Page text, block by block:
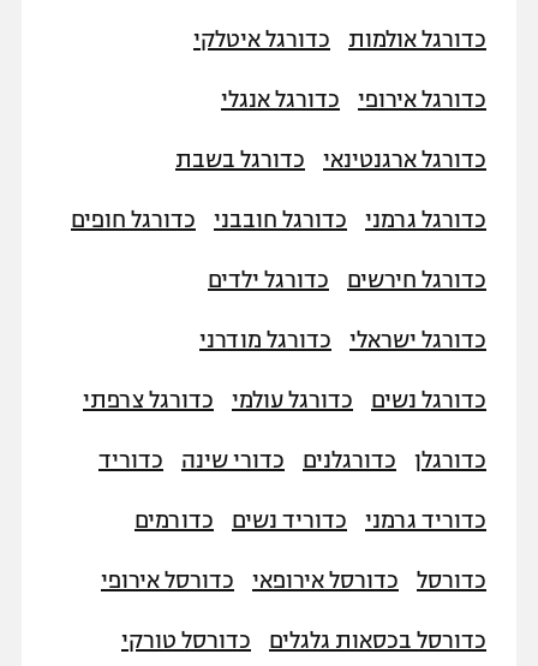
רץ ברשת
לוח שידורים
ברחבה
"מחצית בשכונה" – פודקאסט
משתתפים וזוכים בפרסים
נבחרת ישראל
מכבי חיפה
בית"ר ירושלים
ליגה ספרדית
ליגה איטלקית
ליגה צרפתית
ליגה הולנדית
ליגה טורקית
ליגה סינית
ליגה ברזילאית
ליגות נוספות
יורוליג
יורוקאפ
אגרוף
ספורט אולימפי
UFC
היאבקות WWE
אופניים
ספורט מוטורי
כדורגל אולמות כדורגל איטלקי
כדורגל אירופי כדורגל אנגלי
כדורגל ארגנטינאי כדורגל בשבת
כדורגל גרמני כדורגל חובבני כדורגל חופים
כדורגל חירשים כדורגל ילדים
כדורגל ישראלי כדורגל מודרני
כדורגל נשים כדורגל עולמי כדורגל צרפתי
כדורגלן כדורגלנים כדורי שינה כדוריד
כדוריד גרמני כדוריד נשים כדורמים
כדורסל כדורסל אירופאי כדורסל אירופי
כדורסל בכסאות גלגלים כדורסל טורקי